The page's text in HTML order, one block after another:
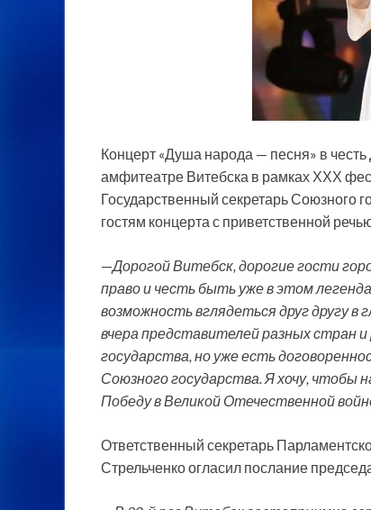
Концерт «Душа народа — песня» в
амфитеатре Витебска в рамках ХХХ
Государственный секретарь Союзного
гостям концерта с приветственной
—Дорогой Витебск, дорогие гости
право и честь быть уже в этом
возможность вглядеться друг другу в
вчера представителей разных стран
государства, но уже есть
Союзного государства. Я хочу, чтобы
Победу в Великой Отечественной
Ответственный секретарь
Стрельченко огласил послание